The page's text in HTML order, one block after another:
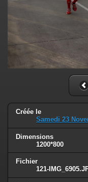
Créée le
Samedi 23
Dimensions
1200*800
Fichier
121-